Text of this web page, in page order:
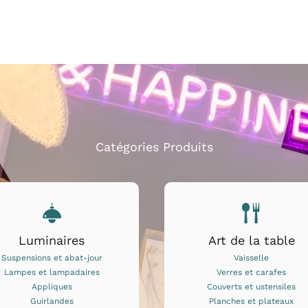
Catégories Produits
Luminaires
Suspensions et abat-jour
Lampes et lampadaires
Appliques
Guirlandes
Art de la table
Vaisselle
Verres et carafes
Couverts et ustensiles
Planches et plateaux